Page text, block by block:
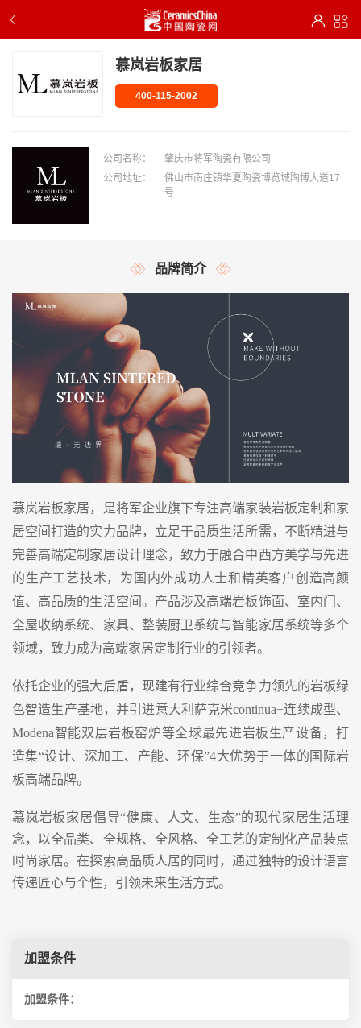
慕岚岩板家居
400-115-2002
公司名称：
肇庆市将军陶瓷有限公司
公司地址：
佛山市南庄镇华夏陶瓷博览城陶博大道17
号
品牌简介
慕岚岩板家居，是将军企业旗下专注高端家装岩板定制和家
居空间打造的实力品牌，立足于品质生活所需，不断精进与
完善高端定制家居设计理念，致力于融合中西方美学与先进
的生产工艺技术，为国内外成功人士和精英客户创造高颜
值、高品质的生活空间。产品涉及高端岩板饰面、室内门、
全屋收纳系统、家具、整装厨卫系统与智能家居系统等多个
领域，致力成为高端家居定制行业的引领者。
依托企业的强大后盾，现建有行业综合竞争力领先的岩板绿
色智造生产基地，并引进意大利萨克米continua+连续成型、
Modena智能双层岩板窑炉等全球最先进岩板生产设备，打
造集“设计、深加工、产能、环保”4大优势于一体的国际岩
板高端品牌。
慕岚岩板家居倡导“健康、人文、生态”的现代家居生活理
念，以全品类、全规格、全风格、全工艺的定制化产品装点
时尚家居。在探索高品质人居的同时，通过独特的设计语言
传递匠心与个性，引领未来生活方式。
加盟条件
加盟条件：